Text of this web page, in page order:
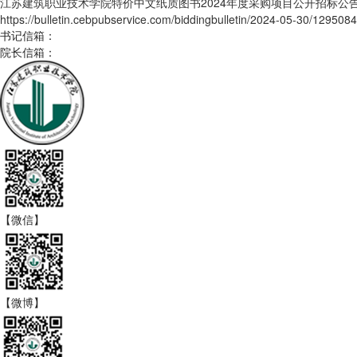
https://bulletin.cebpubservice.com/biddingbulletin/2024-05-30/
书记信箱：
院长信箱：
【微信】
【微博】